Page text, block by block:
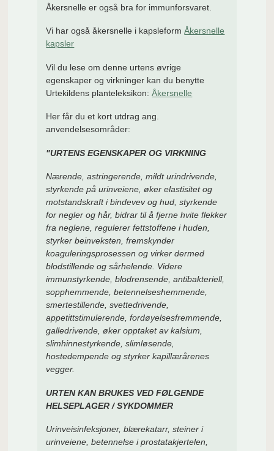
Åkersnelle er også bra for immunforsvaret.
Vi har også åkersnelle i kapsleformÅkersnelle
kapsler
Vil du lese om denne urtens øvrige
egenskaper og virkninger kan du benytte
Urtekildens planteleksikon:Åkersnelle
Her får du et kort utdrag ang.
anvendelsesområder:
"URTENS EGENSKAPER OG VIRKNING
Nærende, astringerende, mildt urindrivende,
styrkende på urinveiene, øker elastisitet og
motstandskraft i bindevev og hud, styrkende
for negler og hår, bidrar til å fjerne hvite flekker
fra neglene, regulerer fettstoffene i huden,
styrker beinveksten, fremskynder
koaguleringsprosessen og virker dermed
blodstillende og sårhelende. Videre
immunstyrkende, blodrensende, antibakteriell,
sopphemmende, betennelseshemmende,
smertestillende, svettedrivende,
appetittstimulerende, fordøyelsesfremmende,
galledrivende, øker opptaket av kalsium,
slimhinnestyrkende, slimløsende,
hostedempende og styrker kapillærårenes
vegger.
URTEN KAN BRUKES VED FØLGENDE
HELSEPLAGER / SYKDOMMER
Urinveisinfeksjoner, blærekatarr, steiner i
urinveiene, betennelse i prostatakjertelen,